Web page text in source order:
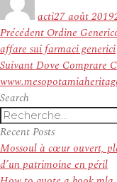
actile
27 août 2019
Navigation
de
l’article
Précédent Article
précédent :
Ordine
affare sui farmaci generici
SuivantArticle
suivant :
Dove Comprare
Search
Recherche
pour
:
Recent Posts
Mossoul à cœur ouvert,
d’un patrimoine en péril